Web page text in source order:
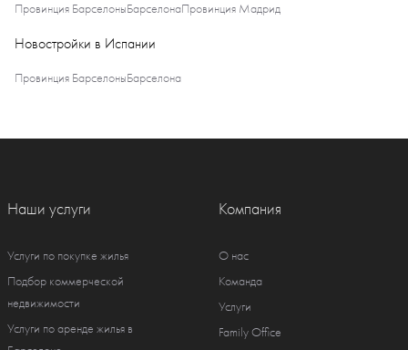
Провинция БарселоныБарселонаПровинция Мадрид
Новостройки в Испании
Провинция БарселоныБарселона
Наши услуги
Услуги по покупке жилья
Подбор коммерческой
недвижимости
Услуги по аренде жилья в
Компания
О нас
Команда
Услуги
Family Office